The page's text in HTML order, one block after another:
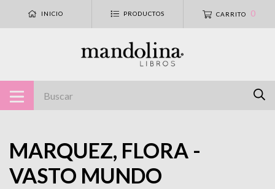
INICIO PRODUCTOS CARRITO 0
MARQUEZ, FLORA -
VASTO MUNDO